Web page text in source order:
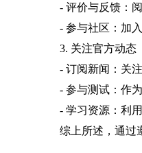
- 评价与反馈：
- 参与社区：加
3. 关注官方动态
- 订阅新闻：关
- 参与测试：作
- 学习资源：利
综上所述，通过